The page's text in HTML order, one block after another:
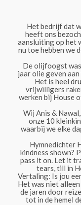
Het bedrijf dat
heeft ons
aansluiting op het
nu toe hebben we
De olijfoogst
jaar olie geven
Het is heel
vrijwilligers
werken bij House
Wij Anis &
onze 10
waarbij we elke
Hymnedichter
kindness shown?
pass it on. Let it
tears, till in
Vertaling: Is jou
Het was niet
de jaren door
tot in de hemel